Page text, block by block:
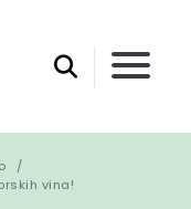
vina!